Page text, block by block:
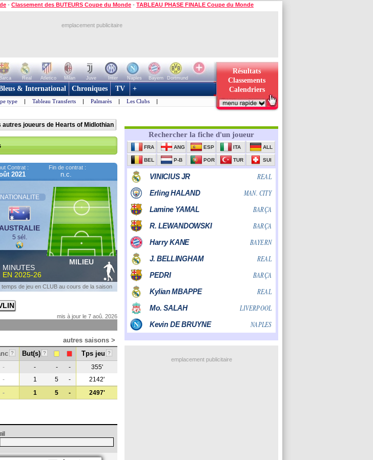
- Classement des BUTEURS Coupe du Monde - TABLEAU PHASE FINALE Coupe du Monde
emplacement publicitaire
Barca Real Atletico Milan Juve Inter Naples Bayern
Dortmund
Résultats
Classements
Calendriers
& International Chroniques TV +
type | Tableau Transferts | Palmarès | Les Clubs |
autres joueurs de Hearts of Midlothian
Contrat :
2021
Fin de contrat :
n.c.
NATIONALITE
AUSTRALIE
5 sél.
MINUTES
EN 2025-26
MILIEU
de jeu en CLUB au cours de la saison
mis à jour le 7 aoû. 2026
autres saisons >
? But(s) ? Tps jeu ?
- - - -
355'
- 1 5 -
2142'
- 1 5 - 2497'
emplacement publicitaire